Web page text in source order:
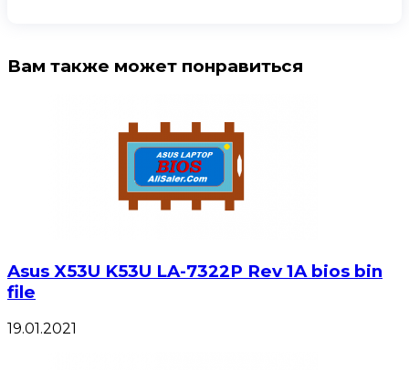
Вам также может понравиться
Asus X53U K53U LA-7322P Rev 1A bios bin
file
19.01.2021